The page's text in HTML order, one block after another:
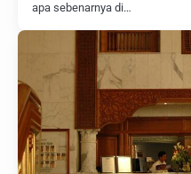
apa sebenarnya di…